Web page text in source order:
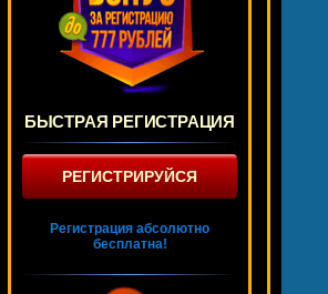
БЫСТРАЯ РЕГИСТРАЦИЯ
РЕГИСТРИРУЙСЯ
Регистрация абсолютно
бесплатна!